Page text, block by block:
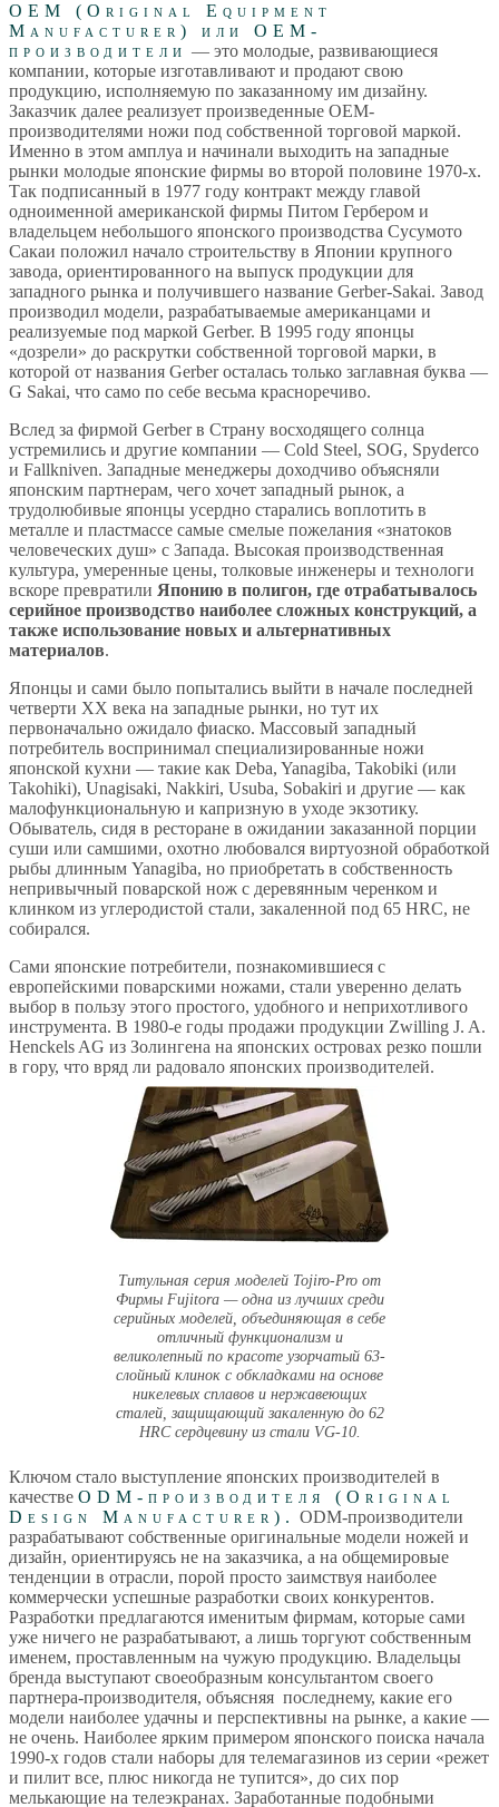
OEM (Original Equipment
Manufacturer) или OEM-
производители — это молодые, развивающиеся
компании, которые изготавливают и продают свою
продукцию, исполняемую по заказанному им дизайну.
Заказчик далее реализует произведенные OEM-
производителями ножи под собственной торговой маркой.
Именно в этом амплуа и начинали выходить на западные
рынки молодые японские фирмы во второй половине 1970-х.
Так подписанный в 1977 году контракт между главой
одноименной американской фирмы Питом Гербером и
владельцем небольшого японского производства Сусумото
Сакаи положил начало строительству в Японии крупного
завода, ориентированного на выпуск продукции для
западного рынка и получившего название Gerber-Sakai. Завод
производил модели, разрабатываемые американцами и
реализуемые под маркой Gerber. В 1995 году японцы
«дозрели» до раскрутки собственной торговой марки, в
которой от названия Gerber осталась только заглавная буква —
G Sakai, что само по себе весьма красноречиво.
Вслед за фирмой Gerber в Страну восходящего солнца
устремились и другие компании — Cold Steel, SOG, Spyderco
и Fallkniven. Западные менеджеры доходчиво объясняли
японским партнерам, чего хочет западный рынок, а
трудолюбивые японцы усердно старались воплотить в
металле и пластмассе самые смелые пожелания «знатоков
человеческих душ» с Запада. Высокая производственная
культура, умеренные цены, толковые инженеры и технологи
вскоре превратили Японию в полигон, где отрабатывалось
серийное производство наиболее сложных конструкций, а
также использование новых и альтернативных
материалов.
Японцы и сами было попытались выйти в начале последней
четверти XX века на западные рынки, но тут их
первоначально ожидало фиаско. Массовый западный
потребитель воспринимал специализированные ножи
японской кухни — такие как Deba, Yanagiba, Takobiki (или
Takohiki), Unagisaki, Nakkiri, Usuba, Sobakiri и другие — как
малофункциональную и капризную в уходе экзотику.
Обыватель, сидя в ресторане в ожидании заказанной порции
суши или самшими, охотно любовался виртуозной обработкой
рыбы длинным Yanagiba, но приобретать в собственность
непривычный поварской нож с деревянным черенком и
клинком из углеродистой стали, закаленной под 65 HRC, не
собирался.
Сами японские потребители, познакомившиеся с
европейскими поварскими ножами, стали уверенно делать
выбор в пользу этого простого, удобного и неприхотливого
инструмента. В 1980-е годы продажи продукции Zwilling J. A.
Henckels AG из Золингена на японских островах резко пошли
в гору, что вряд ли радовало японских производителей.
Титульная серия моделей Tojiro-Pro от
Фирмы Fujitora — одна из лучших среди
серийных моделей, объединяющая в себе
отличный функционализм и
великолепный по красоте узорчатый 63-
слойный клинок с обкладками на основе
никелевых сплавов и нержавеющих
сталей, защищающий закаленную до 62
HRC сердцевину из стали VG-10.
Ключом стало выступление японских производителей в
качестве ODM-производителя (Original
Design Manufacturer). ODM-производители
разрабатывают собственные оригинальные модели ножей и
дизайн, ориентируясь не на заказчика, а на общемировые
тенденции в отрасли, порой просто заимствуя наиболее
коммерчески успешные разработки своих конкурентов.
Разработки предлагаются именитым фирмам, которые сами
уже ничего не разрабатывают, а лишь торгуют собственным
именем, проставленным на чужую продукцию. Владельцы
бренда выступают своеобразным консультантом своего
партнера-производителя, объясняя последнему, какие его
модели наиболее удачны и перспективны на рынке, а какие —
не очень. Наиболее ярким примером японского поиска начала
1990-х годов стали наборы для телемагазинов из серии «режет
и пилит все, плюс никогда не тупится», до сих пор
мелькающие на телеэкранах. Заработанные подобными